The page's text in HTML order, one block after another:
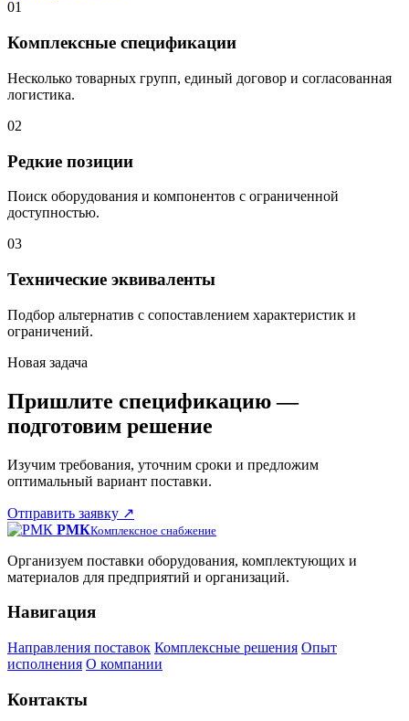
01
Комплексные спецификации
Несколько товарных групп, единый договор и согласованная
логистика.
02
Редкие позиции
Поиск оборудования и компонентов с ограниченной
доступностью.
03
Технические эквиваленты
Подбор альтернатив с сопоставлением характеристик и
ограничений.
Новая задача
Пришлите спецификацию —
подготовим решение
Изучим требования, уточним сроки и предложим
оптимальный вариант поставки.
Отправить заявку ↗
РМККомплексное снабжение
Организуем поставки оборудования, комплектующих и
материалов для предприятий и организаций.
Навигация
Направления поставок Комплексные решения Опыт
исполнения О компании
Контакты